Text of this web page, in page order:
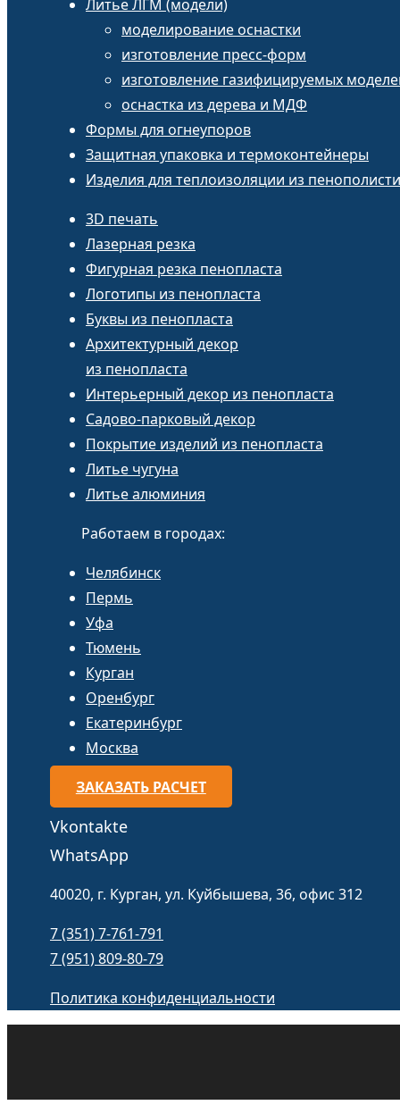
Литье ЛГМ (модели)
моделирование оснастки
изготовление пресс-форм
изготовление газифицируемых
оснастка из дерева и МДФ
Формы для огнеупоров
Защитная упаковка и термоконтейнеры
Изделия для теплоизоляции из
3D печать
Лазерная резка
Фигурная резка пенопласта
Логотипы из пенопласта
Буквы из пенопласта
Архитектурный декор
из пенопласта
Интерьерный декор из пенопласта
Садово-парковый декор
Покрытие изделий из пенопласта
Литье чугуна
Литье алюминия
Работаем в городах:
Челябинск
Пермь
Уфа
Тюмень
Курган
Оренбург
Екатеринбург
Москва
ЗАКАЗАТЬ РАСЧЕТ
Vkontakte
WhatsApp
40020, г. Курган, ул. Куйбышева, 36, офис 312
7 (351) 7-761-791
7 (951) 809-80-79
Политика конфиденциальности